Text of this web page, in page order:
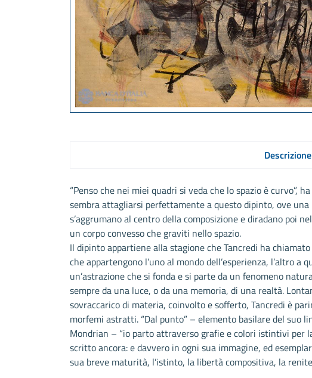
Descrizione
“Penso che nei miei quadri si veda che lo spazio è curvo”,
sembra attagliarsi perfettamente a questo dipinto, ove
s’aggrumano al centro della composizione e diradano poi
un corpo convesso che graviti nello spazio.
Il dipinto appartiene alla stagione che Tancredi ha
che appartengono l’uno al mondo dell’esperienza, l’altro a
un’astrazione che si fonda e si parte da un fenomeno
sempre da una luce, o da una memoria, di una realtà.
sovraccarico di materia, coinvolto e sofferto, Tancredi è
morfemi astratti. “Dal punto” – elemento basilare del suo
Mondrian – “io parto attraverso grafie e colori istintivi per
scritto ancora: e davvero in ogni sua immagine, ed
sua breve maturità, l’istinto, la libertà compositiva, la